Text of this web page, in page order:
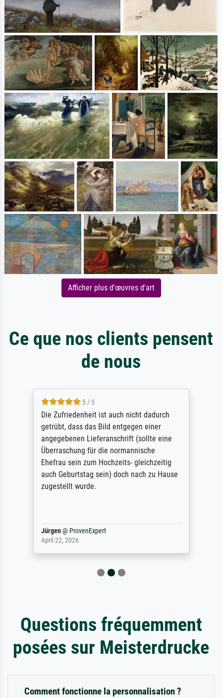
Afficher plus d'œuvres d'art
Ce que nos clients pensent
de nous
5 / 5
Die Zufriedenheit ist auch nicht dadurch
getrübt, dass das Bild entgegen einer
angegebenen Lieferanschrift (sollte eine
Überraschung für die normannische
Ehefrau sein zum Hochzeits- gleichzeitig
auch Geburtstag sein) doch nach zu Hause
zugestellt wurde.
Jürgen@ ProvenExpert
April 22, 2026
Questions fréquemment
posées sur Meisterdrucke
Comment fonctionne la personnalisation ?